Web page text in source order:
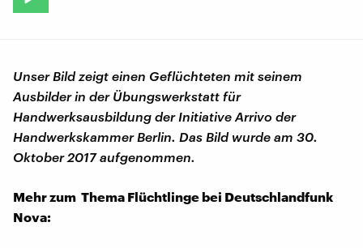
Unser Bild zeigt einen Geflüchteten mit seinem
Ausbilder in der Übungswerkstatt für
Handwerksausbildung der Initiative Arrivo der
Handwerkskammer Berlin. Das Bild wurde am 30.
Oktober 2017 aufgenommen.
Mehr zum Thema Flüchtlinge bei Deutschlandfunk
Nova: